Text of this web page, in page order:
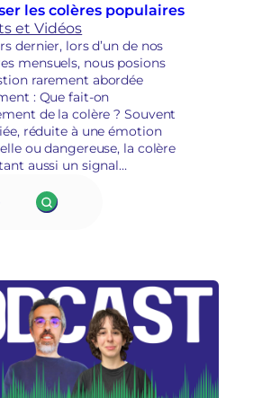
les colères populaires
et Vidéos
dernier, lors d’un de nos
mensuels, nous posions
rarement abordée
: Que fait-on
de la colère ? Souvent
réduite à une émotion
ou dangereuse, la colère
aussi un signal
parfois le point de départ de
puissantes.👉 Peut-elle